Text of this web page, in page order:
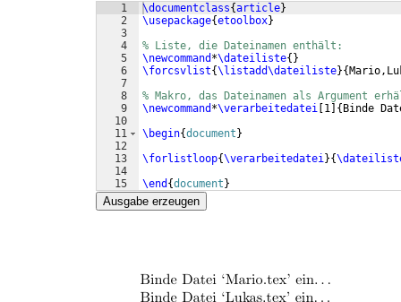
1
2
3
4
5
6
7
8
9
10
11
12
13
14
15
\documentclass{article}
\usepackage{etoolbox}
% Liste, die Dateinamen enthält:
\newcommand *\dateiliste{ }
\forcsvlist{\listadd\dateiliste}{
% Makro, das Dateinamen als Argument
\newcommand *\verarbeitedatei 1 { Binde
\begin{document }
\forlistloop{\verarbeitedatei}{
\end {document }
Ausgabe erzeugen